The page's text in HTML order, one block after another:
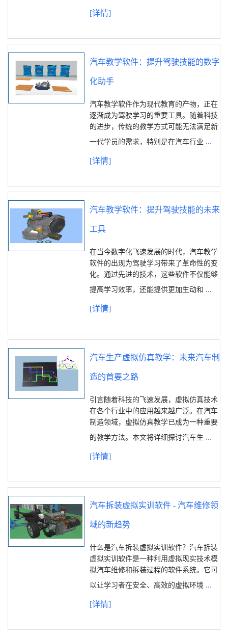
[详情]
汽车教学软件：提升驾驶技能的数字
化助手
汽车教学软件作为现代教育的产物，正在
逐渐成为驾驶学习的重要工具。随着科技
的进步，传统的教学方式可能无法满足新
一代学员的需求，特别是在汽车行业 ...
[详情]
汽车教学软件：提升驾驶技能的未来
工具
在当今数字化飞速发展的时代，汽车教学
软件的出现为驾驶学习带来了革命性的变
化。通过先进的技术，这些软件不仅能够
提高学习效率，还能提供更加生动和 ...
[详情]
汽车生产虚拟仿真教学：未来汽车制
造的首要之路
引言随着科技的飞速发展，虚拟仿真技术
在各个行业中的应用越来越广泛。在汽车
制造领域，虚拟仿真教学已成为一种重要
的教学方法。本文将详细探讨汽车生 ...
[详情]
汽车拆装虚拟实训软件 - 汽车维修领
域的新趋势
什么是汽车拆装虚拟实训软件？汽车拆装
虚拟实训软件是一种利用虚拟现实技术模
拟汽车维修和拆装过程的软件系统。它可
以让学习者在安全、高效的虚拟环境 ...
[详情]